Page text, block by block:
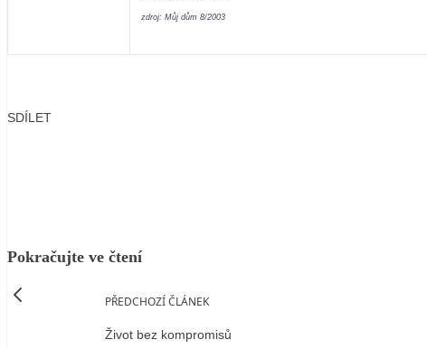
zdroj: Můj dům 8/2003
SDÍLET
Pokračujte ve čtení
PŘEDCHOZÍ ČLÁNEK
Život bez kompromisů